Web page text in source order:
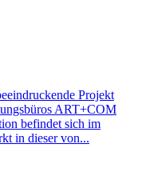
Projekt
ART+COM
befindet sich im
in dieser von...